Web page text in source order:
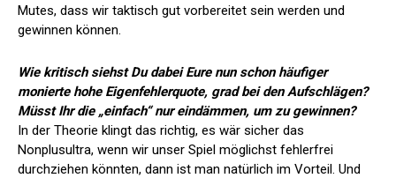
Mutes, dass wir taktisch gut vorbereitet sein werden und
gewinnen können.
Wie kritisch siehst Du dabei Eure nun schon häufiger
monierte hohe Eigenfehlerquote, grad bei den Aufschlägen?
Müsst Ihr die „einfach“ nur eindämmen, um zu gewinnen?
In der Theorie klingt das richtig, es wär sicher das
Nonplusultra, wenn wir unser Spiel möglichst fehlerfrei
durchziehen könnten, dann ist man natürlich im Vorteil. Und